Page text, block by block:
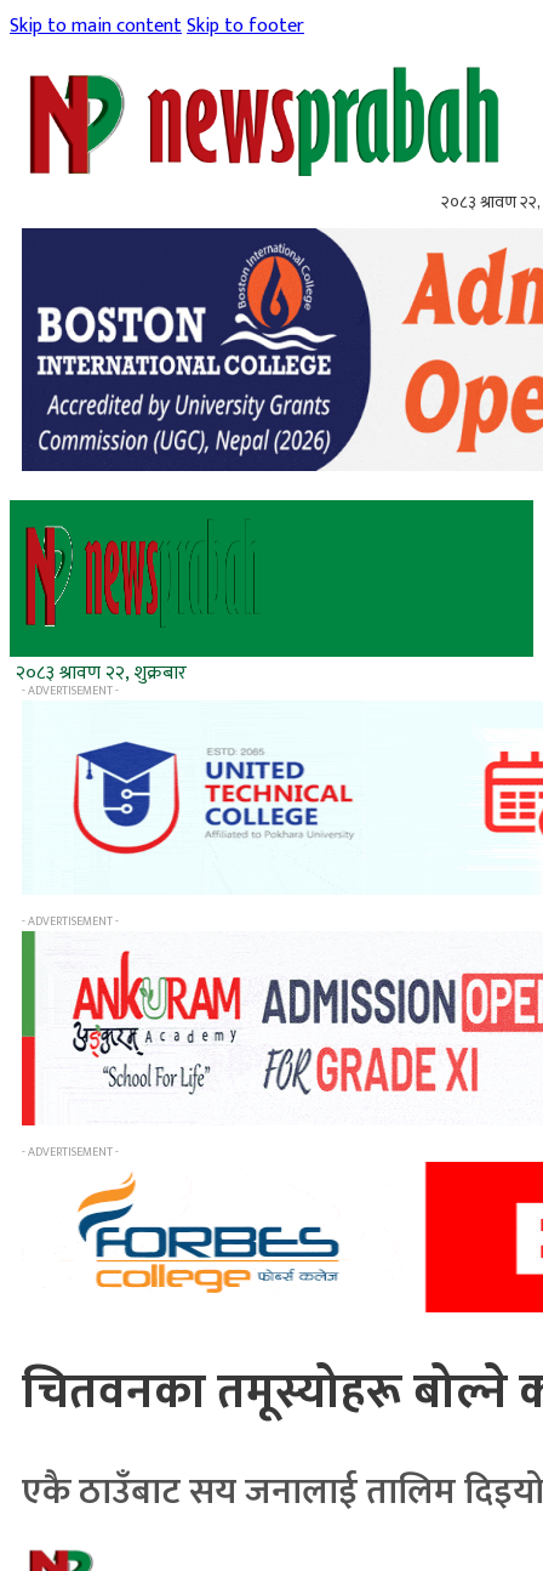
Skip to main contentSkip to footer
२०८३ श्रावण २२,
२०८३ श्रावण २२, शुक्रबार
- ADVERTISEMENT -
- ADVERTISEMENT -
- ADVERTISEMENT -
चितवनका तमूस्योहरू बोल्ने
एकै ठाउँबाट सय जनालाई तालिम दिइयो